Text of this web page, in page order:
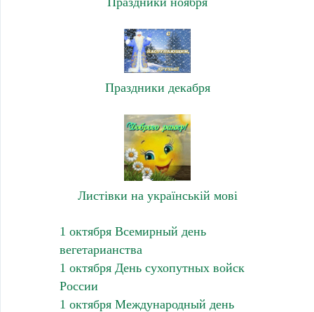
Праздники декабря
Листівки на українській мові
1 октября Всемирный день
вегетарианства
1 октября День сухопутных войск
России
1 октября Международный день